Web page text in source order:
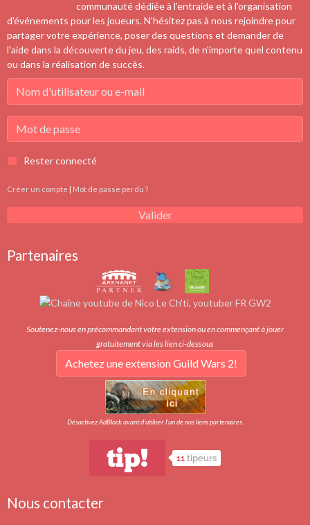
communauté dédiée à l'entraide et à l'organisation
d'événements pour les joueurs. N'hésitez pas à nous rejoindre pour
partager votre expérience, poser des questions et demander de
l'aide dans la découverte du jeu, des raids, de n'importe quel contenu
ou dans la réalisation de succès.
Rester connecté
Créer un compte | Mot de passe perdu ?
Valider
Partenaires
Soutenez-nous en précommandant votre extension ou en commençant à jouer
gratuitement via les lien ci-dessous
Achetez une extension Guild Wars 2!
Désactivez AdBlock avant d'utiliser l'un de nos liens partenaires.
tip! 11 tipeurs
Nous contacter